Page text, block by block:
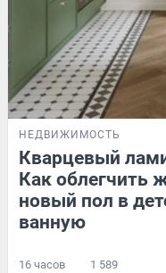
НЕДВИЖИМОСТЬ
Кварцевый
Как облегчить
новый пол в
ванную
16 часов 1 589